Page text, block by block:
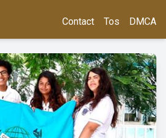
Contact Tos DMCA